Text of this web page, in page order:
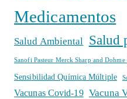
Medicamentos
Salud Ambiental Salud
Sanofi Pasteur Merck Sharp and
Sensibilidad Química Múltiple
Vacunas Covid-19 Vacuna